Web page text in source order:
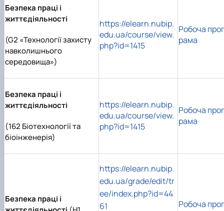
Безпека праці і
життєдіяльності
(G2 «Технології захисту
навколишнього
середовища»)
https://elearn.nubip.
edu.ua/course/view.
php?id=1415
Робоча прог
рама
Безпека праці і
життєдіяльності
(162 Біотехнології та
біоінженерія)
https://elearn.nubip.
edu.ua/course/view.
php?id=1415
Робоча прог
рама
Безпека праці і
https://elearn.nubip.
edu.ua/grade/edit/tr
ee/index.php?id=44
61
Робоча прог